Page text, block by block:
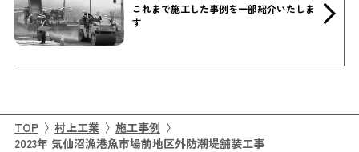
これまで施工した事例を一部紹介いたしま
す
TOP 村上工業
施工事例
2023年 気仙沼漁港魚市場前地区外防潮堤舗装工事